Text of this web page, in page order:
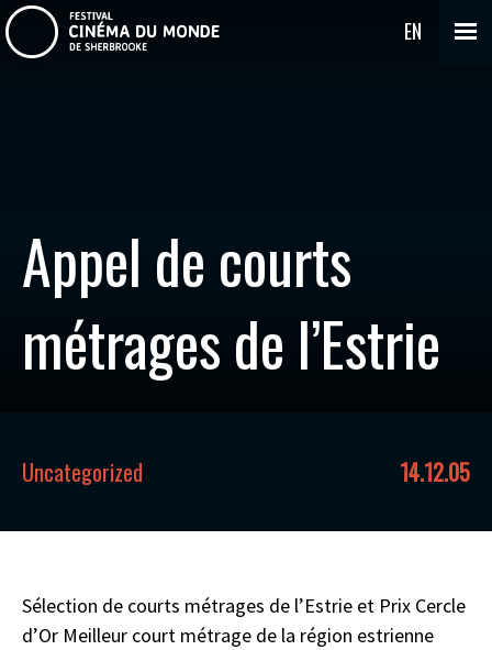
EN
Appel de courts
métrages de l’Estrie
Uncategorized 14.12.05
Sélection de courts métrages de l’Estrie et Prix Cercle
d’Or Meilleur court métrage de la région estrienne